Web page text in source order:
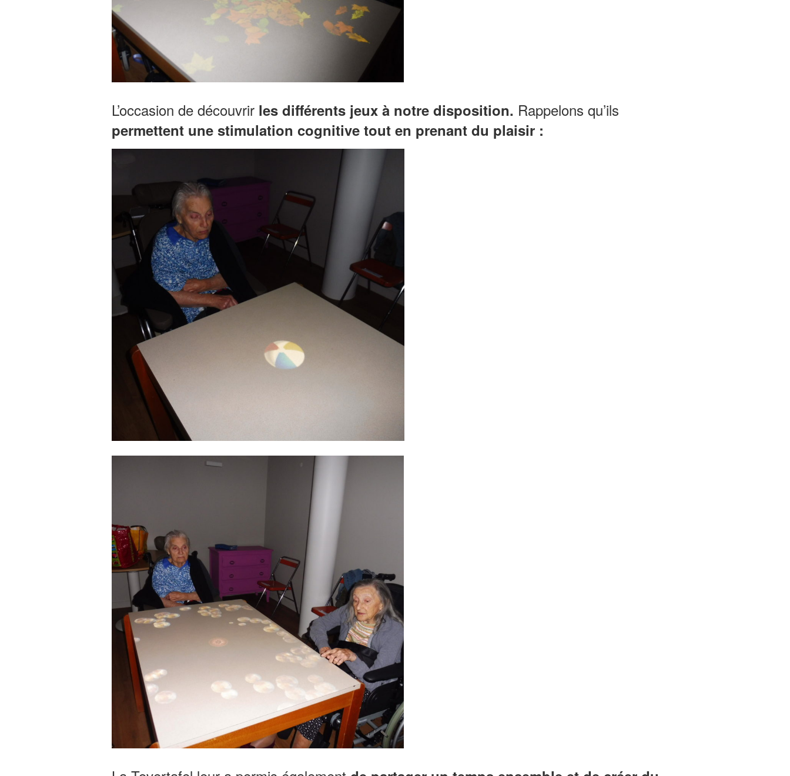
L’occasion de découvrir les différents jeux à notre disposition. Rappelons qu’ils
permettent une stimulation cognitive tout en prenant du plaisir :